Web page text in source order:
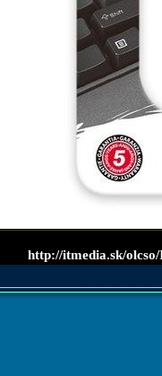
http://itmedia.sk/